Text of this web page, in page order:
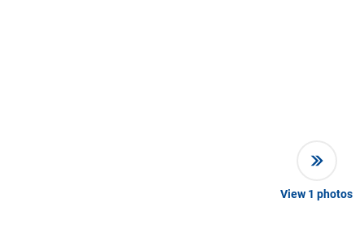
View 1 photos